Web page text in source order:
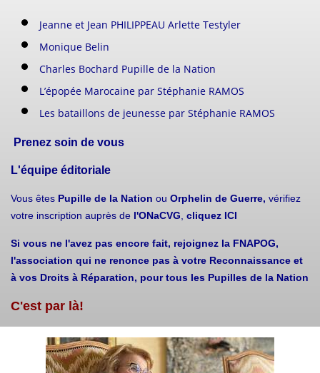
Jeanne et Jean PHILIPPEAU Arlette Testyler
Monique Belin
Charles Bochard Pupille de la Nation
L’épopée Marocaine par Stéphanie RAMOS
Les bataillons de jeunesse par Stéphanie RAMOS
Prenez soin de vous
L'équipe éditoriale
Vous êtes Pupille de la Nation ou Orphelin de Guerre, vérifiez
votre inscription auprès de l'ONaCVG cliquez ICI
Si vous ne l'avez pas encore fait, rejoignez la FNAPOG,
l'association qui ne renonce pas à votre Reconnaissance et
à vos Droits à Réparation, pour tous les Pupilles de la Nation
C'est par là!